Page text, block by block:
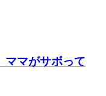
ママがサボって